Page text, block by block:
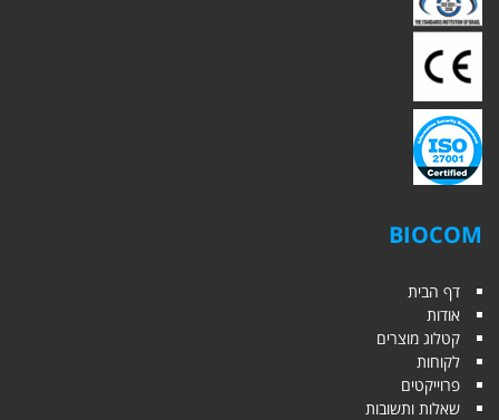
BIOCOM
דף הבית
אודות
קטלוג מוצרים
לקוחות
פרוייקטים
שאלות ותשובות